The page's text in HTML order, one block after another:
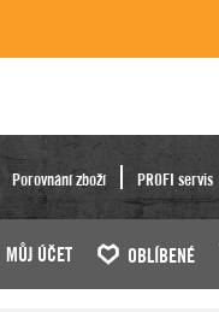
Porovnání zboží PROFI servis
MŮJ ÚČET OBLÍBENÉ